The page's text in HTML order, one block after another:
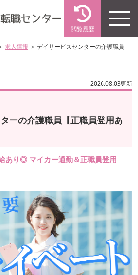
閲覧履歴
求人情報 ＞ デイサービスセンターの介護職員
2026.08.03更新
ーの介護職員【正職員登用あ
あり◎ マイカー通勤＆正職員登用